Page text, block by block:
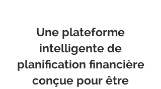
Une plateforme
intelligente de
planification financière
conçue pour être